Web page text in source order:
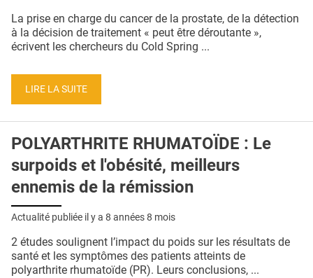
La prise en charge du cancer de la prostate, de la détection
à la décision de traitement « peut être déroutante »,
écrivent les chercheurs du Cold Spring ...
LIRE LA SUITE
POLYARTHRITE RHUMATOÏDE : Le
surpoids et l'obésité, meilleurs
ennemis de la rémission
Actualité publiée il y a 8 années 8 mois
2 études soulignent l’impact du poids sur les résultats de
santé et les symptômes des patients atteints de
polyarthrite rhumatoïde (PR). Leurs conclusions, ...